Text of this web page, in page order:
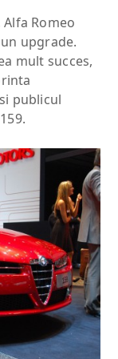
Romeo
upgrade.
mult succes,
publicul